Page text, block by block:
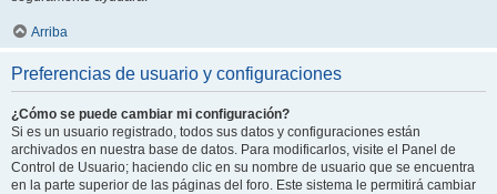
Arriba
Preferencias de usuario y configuraciones
¿Cómo se puede cambiar mi configuración?
Si es un usuario registrado, todos sus datos y configuraciones están
archivados en nuestra base de datos. Para modificarlos, visite el Panel de
Control de Usuario; haciendo clic en su nombre de usuario que se encuentra
en la parte superior de las páginas del foro. Este sistema le permitirá cambiar